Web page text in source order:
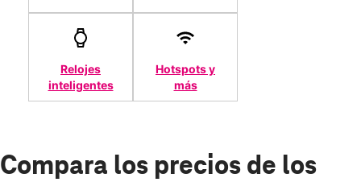
Relojes
inteligentes
Hotspots y
más
Compara los precios de los